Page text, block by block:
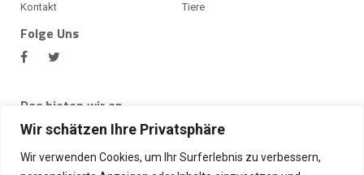
Wir schätzen Ihre Privatsphäre
Wir verwenden Cookies, um Ihr Surferlebnis zu verbessern,
Kontakt
Tiere
Folge Uns
Das bieten wir an
Bei BlechMal bekommst du viele Produkte, unter anderem ein
Alu Riffelblech oder Alu Lochblech, Edelstahlblech,
Aluminiumblech, Blechprofile, Alu Winkelprofil, Warzenbleche,
Edelstahl Lochblech und vieles weiteres. Desweiteren bieten